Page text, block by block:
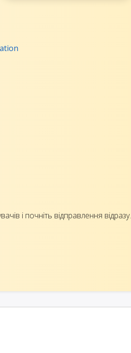
і почніть відправлення відразу.